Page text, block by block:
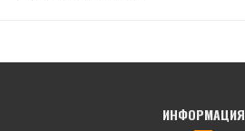
ИНФОРМАЦИЯ